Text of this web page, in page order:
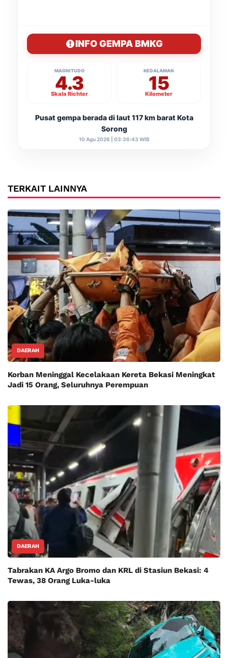
INFO GEMPA BMKG
MAGNITUDO
4.3
Skala Richter
KEDALAMAN
15
Kilometer
Pusat gempa berada di laut 117 km barat Kota
Sorong
10 Agu 2026 | 03:36:43 WIB
TERKAIT LAINNYA
DAERAH
Korban Meninggal Kecelakaan Kereta Bekasi Meningkat
Jadi 15 Orang, Seluruhnya Perempuan
DAERAH
Tabrakan KA Argo Bromo dan KRL di Stasiun Bekasi: 4
Tewas, 38 Orang Luka-luka